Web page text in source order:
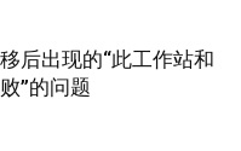
后出现的“此工作站和
”的问题